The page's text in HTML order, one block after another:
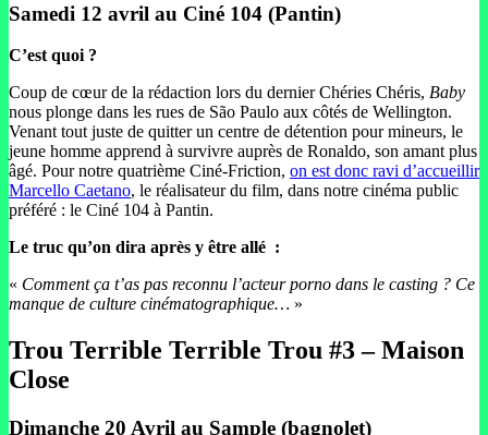
Samedi 12 avril au Ciné 104 (Pantin)
C’est quoi ?
Coup de cœur de la rédaction lors du dernier Chéries Chéris, Baby
nous plonge dans les rues de São Paulo aux côtés de Wellington.
Venant tout juste de quitter un centre de détention pour mineurs, le
jeune homme apprend à survivre auprès de Ronaldo, son amant plus
âgé. Pour notre quatrième Ciné-Friction, on est donc ravi d’accueillir
Marcello Caetano, le réalisateur du film, dans notre cinéma public
préféré : le Ciné 104 à Pantin.
Le truc qu’on dira après y être allé :
« Comment ça t’as pas reconnu l’acteur porno dans le casting ? Ce
manque de culture cinématographique… »
Trou Terrible Terrible Trou #3 – Maison
Close
Dimanche 20 Avril au Sample (bagnolet)